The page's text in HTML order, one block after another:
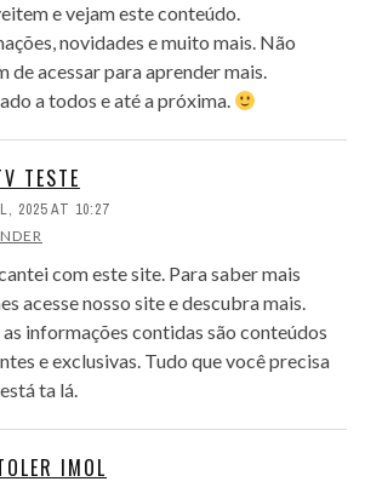
e vejam este conteúdo.
novidades e muito mais. Não
de acessar para aprender mais.
a todos e até a próxima.
TESTE
2025 AT 10:27
com este site. Para saber mais
acesse nosso site e descubra mais.
as informações contidas são conteúdos
e exclusivas. Tudo que você precisa
ta lá.
IMOL